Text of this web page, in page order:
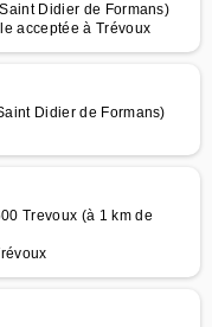
Didier de Formans)
acceptée à Trévoux
Didier de Formans)
Trevoux (à 1 km de